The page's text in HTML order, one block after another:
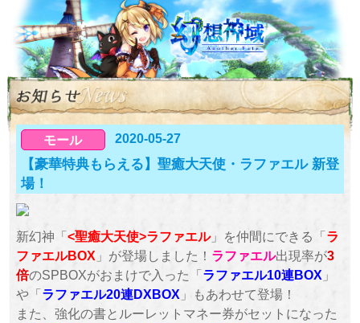
モール 2020-05-27
【豪華特典もらえる】聖癒大天使・ラファエル 新登
場！
新幻神「<聖癒大天使>ラファエル」を仲間にできる「ラ
ファエルBOX 」が登場しました！ ラファエル出現率が3
倍のSPBOXがおまけで入った「ラファエル10連BOX 」
や「ラファエル20連DXBOX 」もあわせて登場！
また、強化の書とルーレットマネー券がセットになった